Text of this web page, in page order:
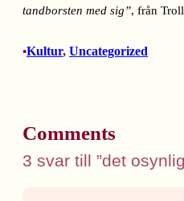
tandborsten med sig”, från
•Kultur, Uncategorized
Comments
3 svar till ”det